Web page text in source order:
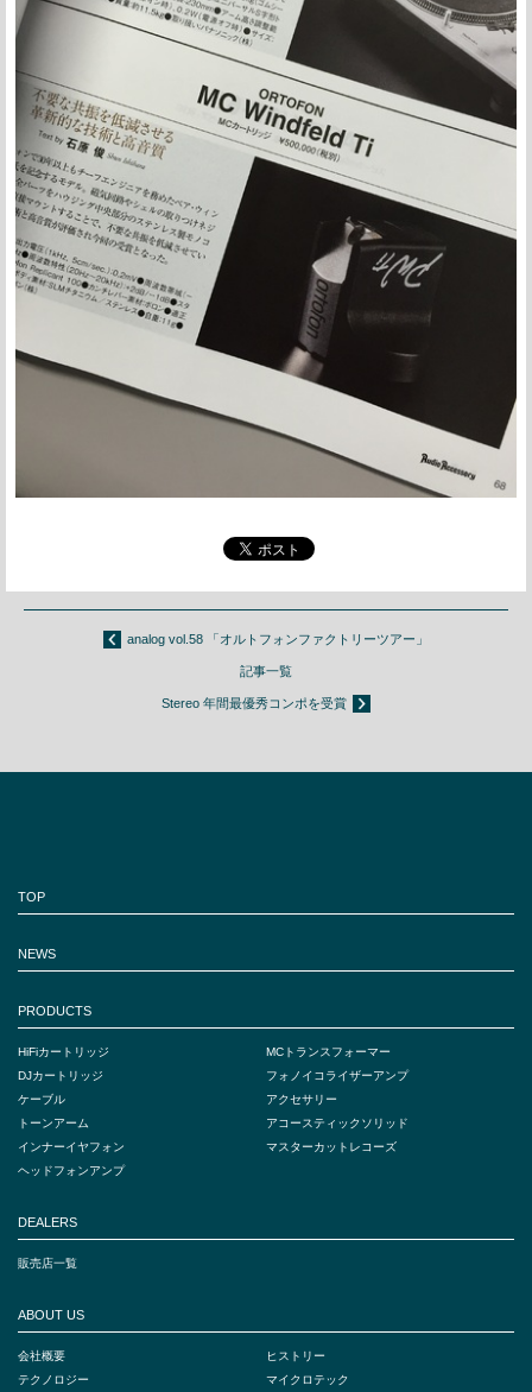
analog vol.58 「オルトフォンファクトリーツアー」
記事一覧
Stereo 年間最優秀コンポを受賞
TOP
NEWS
PRODUCTS
HiFiカートリッジ
DJカートリッジ
ケーブル
トーンアーム
インナーイヤフォン
ヘッドフォンアンプ
MCトランスフォーマー
フォノイコライザーアンプ
アクセサリー
アコースティックソリッド
マスターカットレコーズ
DEALERS
販売店一覧
ABOUT US
会社概要
ヒストリー
テクノロジー
マイクロテック